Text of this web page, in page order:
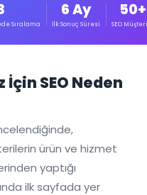
Sıralama
6 Ay
İlk Sonuç Süresi
50+
SEO
SEO Neden
ürün ve hizmet
yaptığı
ilk sayfada yer